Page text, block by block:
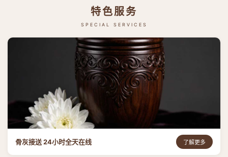
特色服务
SPECIAL SERVICES
骨灰接送 24小时全天在线 了解更多